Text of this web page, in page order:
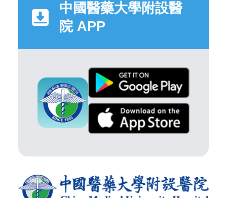
中國醫藥大學附設醫
院 APP